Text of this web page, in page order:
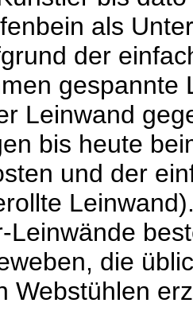
als
der
gespannte
Leinwand
bis heute
und der
Leinwände
die
Webstühlen